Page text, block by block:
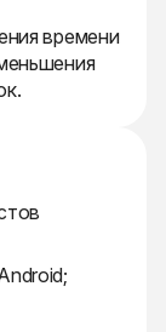
времени